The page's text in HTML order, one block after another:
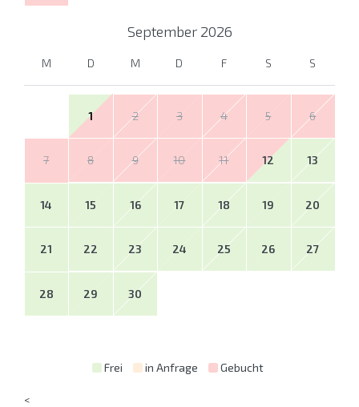
September 2026
M D M D F S S
1 2 3 4 5 6
7 8 9 10 11 12 13
14 15 16 17 18 19 20
21 22 23 24 25 26 27
28 29 30
Frei in Anfrage Gebucht
<